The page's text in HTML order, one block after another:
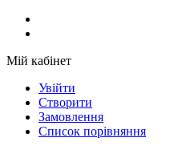
Мій кабінет
Увійти
Створити
Замовлення
Cписок порівняння